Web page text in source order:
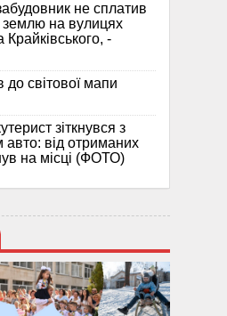
не сплатив
землю на вулицях
-
світової мапи
зіткнувся з
від отриманих
на місці (ФОТО)